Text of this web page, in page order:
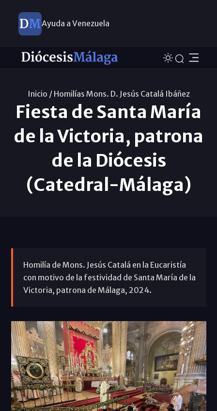
Ayuda a Venezuela
Inicio / Homilías Mons. D. Jesús Catalá Ibáñez
Fiesta de Santa María
de la Victoria, patrona
de la Diócesis
(Catedral-Málaga)
Homilía de Mons. Jesús Catalá en la Eucaristía
con motivo de la festividad de Santa María de la
Victoria, patrona de Málaga, 2024.